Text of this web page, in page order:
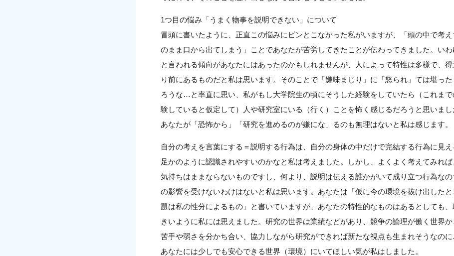
1つ目の悩み「うまく物事を説明できない」について
冒頭に書いたように、正直この悩みにピンとこなかった私がいますが、「頭の中で考
のまま口から出てしまう」ことであなたが苦労してきたことが伝わってきました。い
と言われる傾向があなたにはあったのかもしれませんが、人によって特性は多様で、
り前にあるものだと私は思います。そのことで「嫌味まじり」に「怒られ」ては堪っ
ろうな…と率直に思い、私がもし大学院生の頃にそうした経験をしていたら（これま
験していると仮定して）人や研究室にいる（行く）ことを怖く感じるだろうと思いまし
あなたが「恐怖から」「研究を進めるのが嫌にな」るのも無理はないと私は感じます。
自分の考えを言葉にする＝説明する行為は、自分の身体の中だけで完結する行為に見
足かのように認識されやすいのかなと私は考えました。しかし、よくよく考えてみれ
気持ちはままならないものですし、何より、説明は伝える誰かがいて成り立つ行為な
の影響を受けないわけはないと私は思います。あなたは「仮に今の環境を抜け出した
題は私の性分によるもの」と書いていますが、あなたの特性的なものはあるとしても
きいように私には思えました。研究の世界は業績などがあり、競争の論理が働く世界か
苦手や弱さを分かち合い、協力しながら研究ができれば新たな視点も生まれそうなの
あなたには少しでも安心できる世界（環境）にいてほしい気が私はしました。